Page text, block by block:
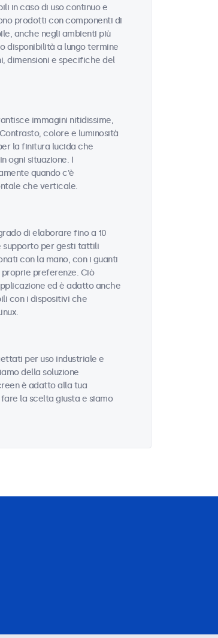
in caso di uso continuo e
prodotti con componenti di
anche negli ambienti più
disponibilità a lungo termine
dimensioni e specifiche del
immagini nitidissime,
colore e luminosità
la finitura lucida che
ogni situazione. I
quando c'è
che verticale.
di elaborare fino a 10
supporto per gesti tattili
con la mano, con i guanti
preferenze. Ciò
ed è adatto anche
con i dispositivi che
per uso industriale e
della soluzione
è adatto alla tua
la scelta giusta e siamo